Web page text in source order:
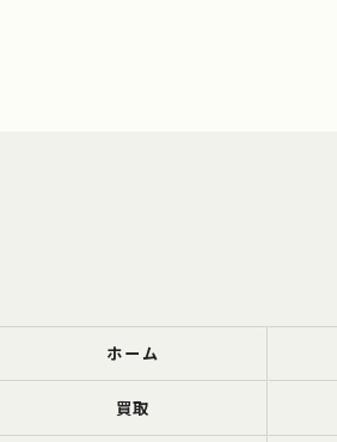
ホーム
買取